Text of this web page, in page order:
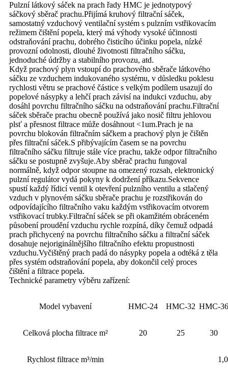
Pulzní látkový sáček na prach řady HMC je jednotypový
sáčkový sběrač prachu.Přijímá kruhový filtrační sáček,
samostatný vzduchový ventilační systém s pulzním vstřikovacím
režimem čištění popela, který má výhody vysoké účinnosti
odstraňování prachu, dobrého čisticího účinku popela, nízké
provozní odolnosti, dlouhé životnosti filtračního sáčku,
jednoduché údržby a stabilního provozu, atd.
Když prachový plyn vstoupí do prachového sběrače látkového
sáčku ze vzduchem indukovaného systému, v důsledku poklesu
rychlosti větru se prachové částice s velkým podílem usazují do
popelové násypky a lehčí prach závisí na indukci vzduchu, aby
dosáhl povrchu filtračního sáčku na odstraňování prachu.Filtrační
sáček sběrače prachu obecně používá jako nosič filtru jehlovou
plsť a přesnost filtrace může dosáhnout <1um.Prach je na
povrchu blokován filtračním sáčkem a prachový plyn je čištěn
přes filtrační sáček.S přibývajícím časem se na povrchu
filtračního sáčku filtruje stále více prachu, takže odpor filtračního
sáčku se postupně zvyšuje.Aby sběrač prachu fungoval
normálně, když odpor stoupne na omezený rozsah, elektronický
pulzní regulátor vydá pokyny k dodržení příkazu.Sekvence
spustí každý řídicí ventil k otevření pulzního ventilu a stlačený
vzduch v plynovém sáčku sběrače prachu je rozstřikován do
odpovídajícího filtračního vaku každým vstřikovacím otvorem
vstřikovací trubky.Filtrační sáček se při okamžitém obráceném
působení proudění vzduchu rychle rozpíná, díky čemuž odpadá
prach přichycený na povrchu filtračního sáčku a filtrační sáček
dosahuje nejoriginálnějšího filtračního efektu propustnosti
vzduchu.Vyčištěný prach padá do násypky popela a odtéká z těla
přes systém odstraňování popela, aby dokončil celý proces
čištění a filtrace popela.
Technické parametry výběru zařízení:
Model vybavení HMC-24 HMC-32 HMC-36
Celková plocha filtrace m² 20 25 30
Rychlost filtrace m³/min